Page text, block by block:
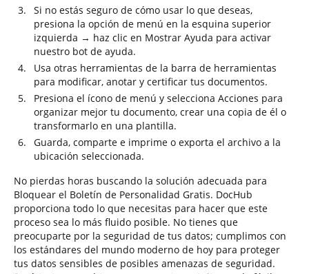
Si no estás seguro de cómo usar lo que deseas,
presiona la opción de menú en la esquina superior
izquierda → haz clic en Mostrar Ayuda para activar
nuestro bot de ayuda.
Usa otras herramientas de la barra de herramientas
para modificar, anotar y certificar tus documentos.
Presiona el ícono de menú y selecciona Acciones para
organizar mejor tu documento, crear una copia de él o
transformarlo en una plantilla.
Guarda, comparte e imprime o exporta el archivo a la
ubicación seleccionada.
No pierdas horas buscando la solución adecuada para
Bloquear el Boletín de Personalidad Gratis. DocHub
proporciona todo lo que necesitas para hacer que este
proceso sea lo más fluido posible. No tienes que
preocuparte por la seguridad de tus datos; cumplimos con
los estándares del mundo moderno de hoy para proteger
tus datos sensibles de posibles amenazas de seguridad.